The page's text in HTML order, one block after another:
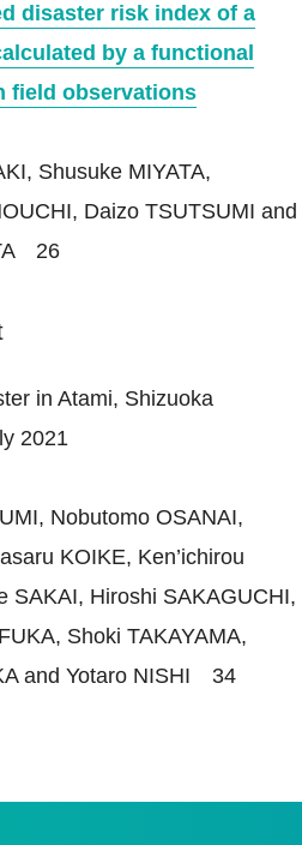
disaster risk index of a
by a functional
field observations
Shusuke MIYATA,
Daizo TSUTSUMI and
26
in Atami, Shizuoka
2021
Nobutomo OSANAI,
KOIKE, Ken’ichirou
SAKAI, Hiroshi SAKAGUCHI,
Shoki TAKAYAMA,
and Yotaro NISHI 34